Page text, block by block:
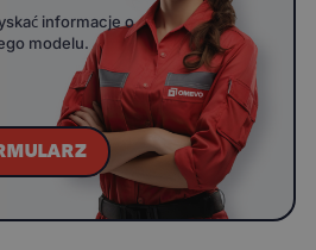
informacje o
modelu.